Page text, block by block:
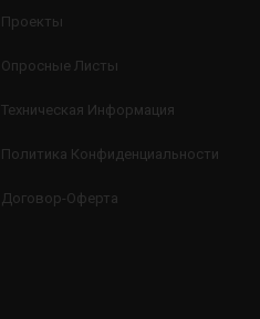
Проекты
Опросные Листы
Техническая Информация
Политика Конфиденциальности
Договор-Оферта